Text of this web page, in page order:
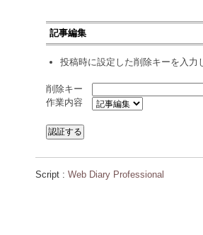
記事編集
投稿時に設定した削除キーを入力
削除キー
作業内容
Script : Web Diary Professional